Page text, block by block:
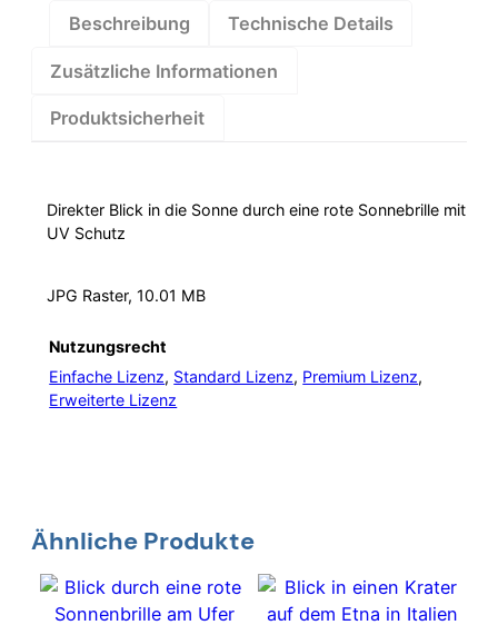
Beschreibung Technische Details
Zusätzliche Informationen
Produktsicherheit
Direkter Blick in die Sonne durch eine rote Sonnebrille mit
UV Schutz
JPG Raster, 10.01 MB
Nutzungsrecht
Einfache Lizenz, Standard Lizenz, Premium Lizenz,
Erweiterte Lizenz
Ähnliche Produkte
Dieses
Produkt
Dieses
Produkt